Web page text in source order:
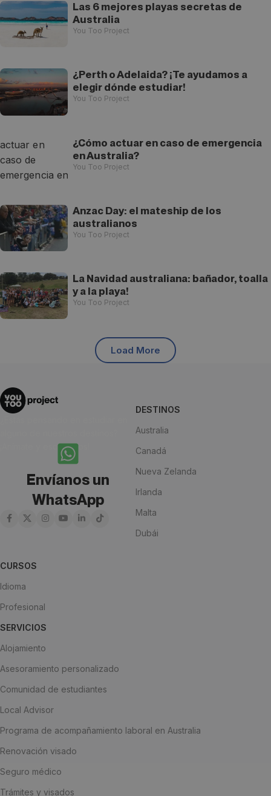
Las 6 mejores playas secretas de
Australia
You Too Project
¿Perth o Adelaida? ¡Te ayudamos a
elegir dónde estudiar!
You Too Project
¿Cómo actuar en caso de emergencia
en Australia?
You Too Project
Anzac Day: el mateship de los
australianos
You Too Project
La Navidad australiana: bañador, toalla
y a la playa!
You Too Project
Load More
¡Anímate y escríbenos!
Envíanos un
WhatsApp
DESTINOS
Australia
Canadá
Nueva Zelanda
Irlanda
Malta
Dubái
CURSOS
Idioma
Profesional
SERVICIOS
Alojamiento
Asesoramiento personalizado
Comunidad de estudiantes
Local Advisor
Programa de acompañamiento laboral en Australia
Renovación visado
Seguro médico
Trámites y visados